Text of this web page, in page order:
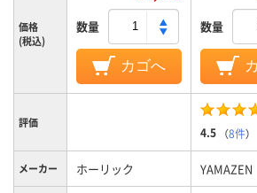
価格
(税込)
数量
カゴへ
数量
評価
4.5 （8件）
メーカー ホーリック YAMAZEN